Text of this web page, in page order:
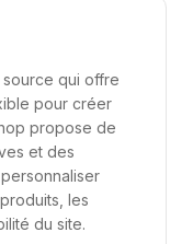
qui offre
pour créer
propose de
et des
les
du site.